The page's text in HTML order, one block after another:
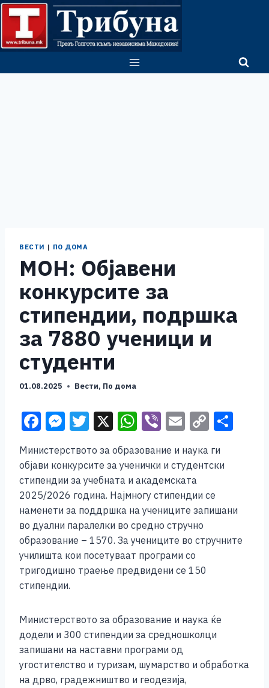
Skip
content
ВЕСТИ | ПО ДОМА
МОН: Објавени
конкурсите за
стипендии, подршка
за 7880 ученици и
студенти
01.08.2025 Вести, По дома
F
c
e
b
o
o
k
M
ss
e
n
g
er
T
tt
er
X W
at
s
A
p
p
Vi
er
E
ai
l
C
p
Li
n
k
Министерството за образование и наука ги
објави конкурсите за ученички и студентски
стипендии за учебната и академската
2025/2026 година. Најмногу стипендии се
наменети за поддршка на учениците запишани
во дуални паралелки во средно стручно
образование – 1570. За учениците во стручните
училишта кои посетуваат програми со
тригодишно траење предвидени се 150
стипендии.
Министерството за образование и наука ќе
додели и 300 стипендии за средношколци
запишани на наставни програми од
угостителство и туризам, шумарство и обработка
на дрво, градежништво и геодезија,